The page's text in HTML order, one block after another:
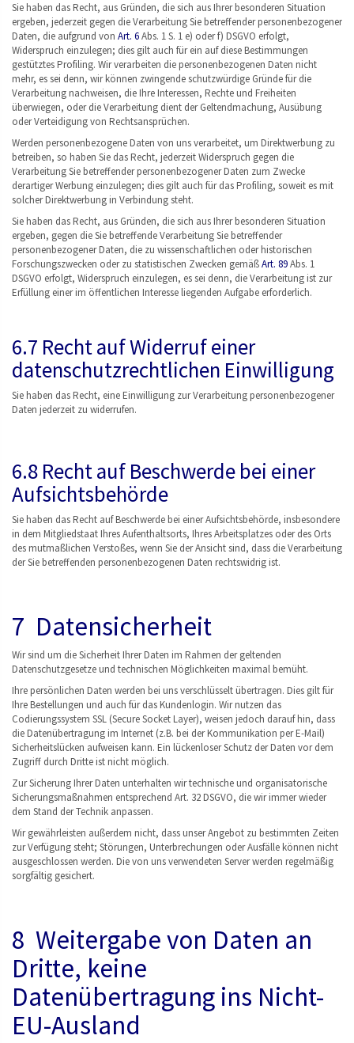
Sie haben das Recht, aus Gründen, die sich aus Ihrer besonderen Situation
ergeben, jederzeit gegen die Verarbeitung Sie betreffender personenbezogener
Daten, die aufgrund von Art. 6Abs. 1 S. 1 e) oder f) DSGVO erfolgt,
Widerspruch einzulegen; dies gilt auch für ein auf diese Bestimmungen
gestütztes Profiling. Wir verarbeiten die personenbezogenen Daten nicht
mehr, es sei denn, wir können zwingende schutzwürdige Gründe für die
Verarbeitung nachweisen, die Ihre Interessen, Rechte und Freiheiten
überwiegen, oder die Verarbeitung dient der Geltendmachung, Ausübung
oder Verteidigung von Rechtsansprüchen.
Werden personenbezogene Daten von uns verarbeitet, um Direktwerbung zu
betreiben, so haben Sie das Recht, jederzeit Widerspruch gegen die
Verarbeitung Sie betreffender personenbezogener Daten zum Zwecke
derartiger Werbung einzulegen; dies gilt auch für das Profiling, soweit es mit
solcher Direktwerbung in Verbindung steht.
Sie haben das Recht, aus Gründen, die sich aus Ihrer besonderen Situation
ergeben, gegen die Sie betreffende Verarbeitung Sie betreffender
personenbezogener Daten, die zu wissenschaftlichen oder historischen
Forschungszwecken oder zu statistischen Zwecken gemäßArt. 89Abs. 1
DSGVO erfolgt, Widerspruch einzulegen, es sei denn, die Verarbeitung ist zur
Erfüllung einer im öffentlichen Interesse liegenden Aufgabe erforderlich.
6.7 Recht auf Widerruf einer
datenschutzrechtlichen Einwilligung
Sie haben das Recht, eine Einwilligung zur Verarbeitung personenbezogener
Daten jederzeit zu widerrufen.
6.8 Recht auf Beschwerde bei einer
Aufsichtsbehörde
Sie haben das Recht auf Beschwerde bei einer Aufsichtsbehörde, insbesondere
in dem Mitgliedstaat Ihres Aufenthaltsorts, Ihres Arbeitsplatzes oder des Orts
des mutmaßlichen Verstoßes, wenn Sie der Ansicht sind, dass die Verarbeitung
der Sie betreffenden personenbezogenen Daten rechtswidrig ist.
7 Datensicherheit
Wir sind um die Sicherheit Ihrer Daten im Rahmen der geltenden
Datenschutzgesetze und technischen Möglichkeiten maximal bemüht.
Ihre persönlichen Daten werden bei uns verschlüsselt übertragen. Dies gilt für
Ihre Bestellungen und auch für das Kundenlogin. Wir nutzen das
Codierungssystem SSL (Secure Socket Layer), weisen jedoch darauf hin, dass
die Datenübertragung im Internet (z.B. bei der Kommunikation per E-Mail)
Sicherheitslücken aufweisen kann. Ein lückenloser Schutz der Daten vor dem
Zugriff durch Dritte ist nicht möglich.
Zur Sicherung Ihrer Daten unterhalten wir technische und organisatorische
Sicherungsmaßnahmen entsprechend Art. 32 DSGVO, die wir immer wieder
dem Stand der Technik anpassen.
Wir gewährleisten außerdem nicht, dass unser Angebot zu bestimmten Zeiten
zur Verfügung steht; Störungen, Unterbrechungen oder Ausfälle können nicht
ausgeschlossen werden. Die von uns verwendeten Server werden regelmäßig
sorgfältig gesichert.
8 Weitergabe von Daten an
Dritte, keine
Datenübertragung ins Nicht-
EU-Ausland